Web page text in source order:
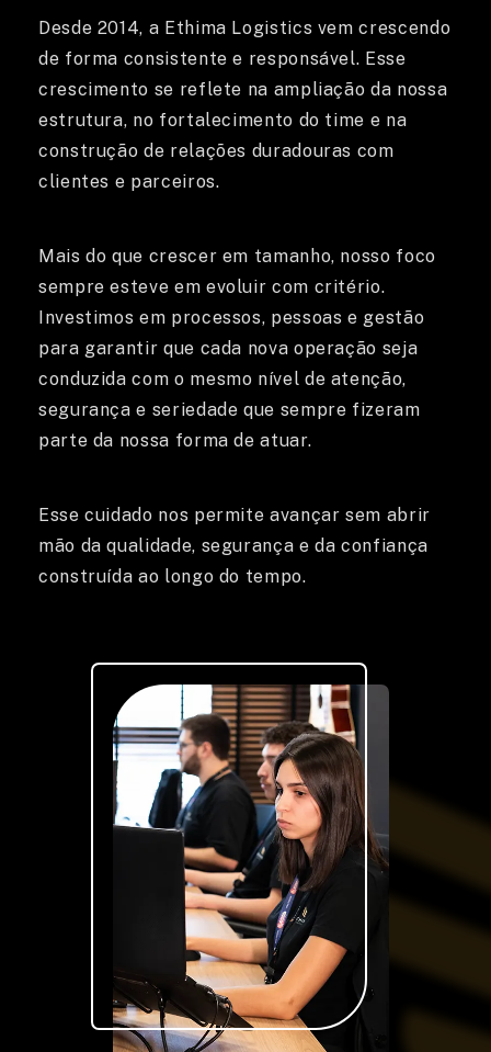
Desde 2014, a Ethima Logistics vem crescendo
de forma consistente e responsável. Esse
crescimento se reflete na ampliação da nossa
estrutura, no fortalecimento do time e na
construção de relações duradouras com
clientes e parceiros.
Mais do que crescer em tamanho, nosso foco
sempre esteve em evoluir com critério.
Investimos em processos, pessoas e gestão
para garantir que cada nova operação seja
conduzida com o mesmo nível de atenção,
segurança e seriedade que sempre fizeram
parte da nossa forma de atuar.
Esse cuidado nos permite avançar sem abrir
mão da qualidade, segurança e da confiança
construída ao longo do tempo.